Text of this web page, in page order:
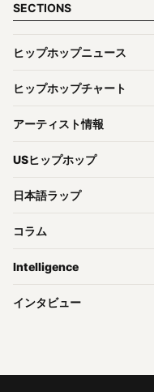
SECTIONS
ヒップホップニュース
ヒップホップチャート
アーティスト情報
USヒップホップ
日本語ラップ
コラム
Intelligence
インタビュー